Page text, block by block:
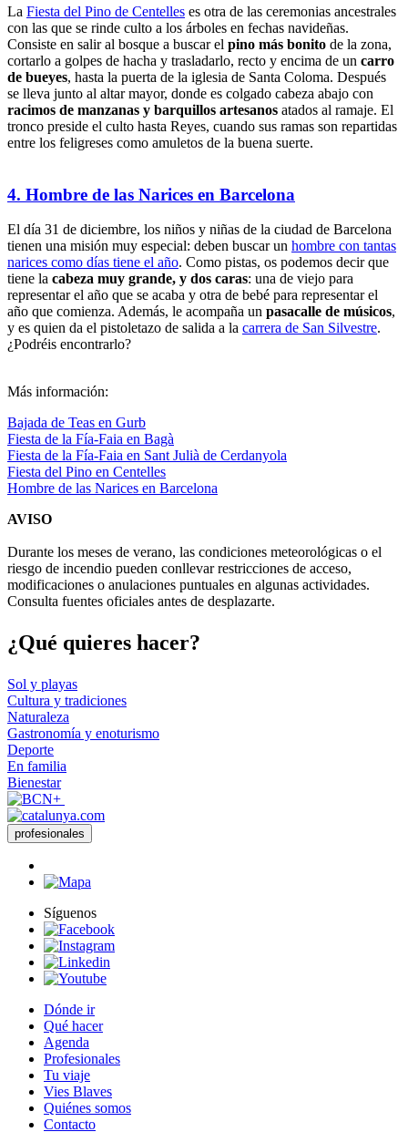
La Fiesta del Pino de Centelles es otra de las ceremonias ancestrales
con las que se rinde culto a los árboles en fechas navideñas.
Consiste en salir al bosque a buscar el pino más bonito de la zona,
cortarlo a golpes de hacha y trasladarlo, recto y encima de un carro
de bueyes, hasta la puerta de la iglesia de Santa Coloma. Después
se lleva junto al altar mayor, donde es colgado cabeza abajo con
racimos de manzanas y barquillos artesanos atados al ramaje. El
tronco preside el culto hasta Reyes, cuando sus ramas son repartidas
entre los feligreses como amuletos de la buena suerte.
4. Hombre de las Narices en Barcelona
El día 31 de diciembre, los niños y niñas de la ciudad de Barcelona
tienen una misión muy especial: deben buscar un hombre con tantas
narices como días tiene el año. Como pistas, os podemos decir que
tiene la cabeza muy grande, y dos caras: una de viejo para
representar el año que se acaba y otra de bebé para representar el
año que comienza. Además, le acompaña un pasacalle de músicos,
y es quien da el pistoletazo de salida a la carrera de San Silvestre.
¿Podréis encontrarlo?
Más información:
Bajada de Teas en Gurb
Fiesta de la Fía-Faia en Bagà
Fiesta de la Fía-Faia en Sant Julià de Cerdanyola
Fiesta del Pino en Centelles
Hombre de las Narices en Barcelona
AVISO
Durante los meses de verano, las condiciones meteorológicas o el
riesgo de incendio pueden conllevar restricciones de acceso,
modificaciones o anulaciones puntuales en algunas actividades.
Consulta fuentes oficiales antes de desplazarte.
¿Qué quieres hacer?
Sol y playas
Cultura y tradiciones
Naturaleza
Gastronomía y enoturismo
Deporte
En familia
Bienestar
profesionales
Síguenos
Dónde ir
Qué hacer
Agenda
Profesionales
Tu viaje
Vies Blaves
Quiénes somos
Contacto